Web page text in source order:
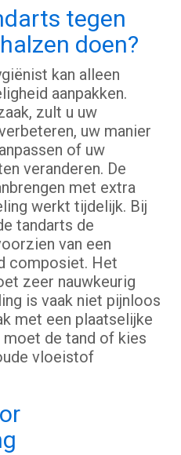
tegen
doen?
kan alleen
aanpakken.
zult u uw
uw manier
of uw
veranderen. De
met extra
werkt tijdelijk. Bij
tandarts de
van een
composiet. Het
zeer nauwkeurig
is vaak niet pijnloos
met een plaatselijke
de tand of kies
vloeistof